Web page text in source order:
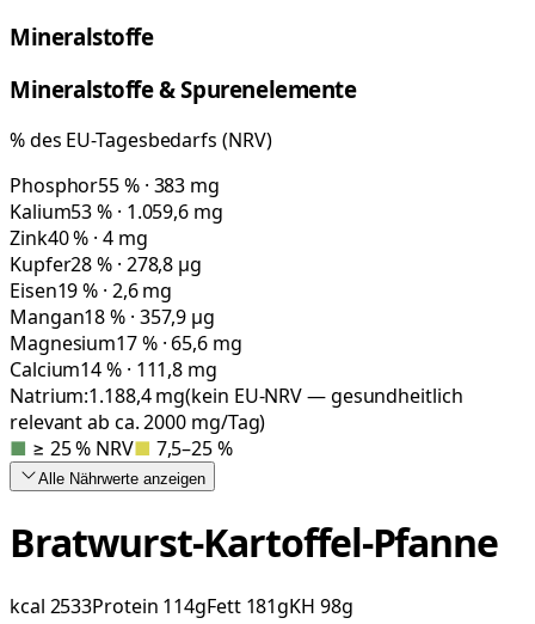
Mineralstoffe
Mineralstoffe & Spurenelemente
% des EU-Tagesbedarfs (NRV)
Phosphor55 % · 383 mg
Kalium53 % · 1.059,6 mg
Zink40 % · 4 mg
Kupfer28 % · 278,8 µg
Eisen19 % · 2,6 mg
Mangan18 % · 357,9 µg
Magnesium17 % · 65,6 mg
Calcium14 % · 111,8 mg
Natrium:1.188,4mg(kein EU-NRV — gesundheitlich
relevant ab ca. 2000 mg/Tag)
■ ≥ 25 % NRV■ 7,5–25 %
Alle Nährwerte anzeigen
Bratwurst-Kartoffel-Pfanne
kcal 2533Protein 114gFett 181gKH 98g